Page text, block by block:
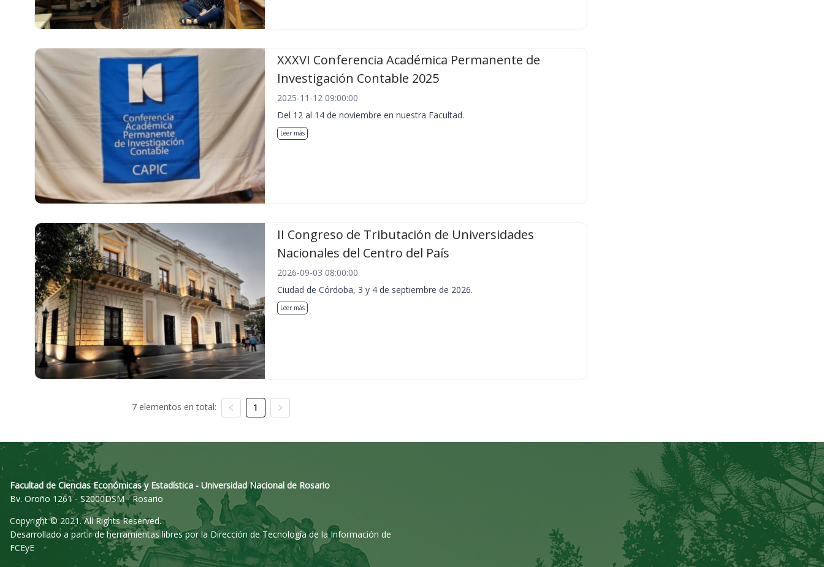
XXXVI Conferencia Académica Permanente de
Investigación Contable 2025
2025-11-12 09:00:00
Del 12 al 14 de noviembre en nuestra Facultad.
Leer más
II Congreso de Tributación de Universidades
Nacionales del Centro del País
2026-09-03 08:00:00
Ciudad de Córdoba, 3 y 4 de septiembre de 2026.
Leer más
7 elementos en total: 1
Facultad de Ciencias Económicas y Estadística - Universidad Nacional de Rosario
Bv. Oroño 1261 - S2000DSM - Rosario
Copyright © 2021. All Rights Reserved.
Desarrollado a partir de herramientas libres por la Dirección de Tecnología de la Información de
FCEyE